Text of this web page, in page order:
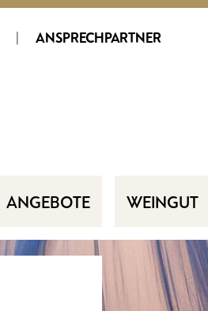
| ANSPRECHPARTNER
ANGEBOTE WEINGUT